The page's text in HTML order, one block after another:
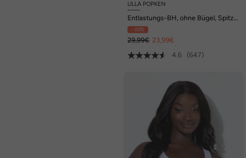
ULLA POPKEN
Entlastungs-BH, ohne Bügel, Spitze,
Cup C - G
- 20%
29,99€ 23,99€
4.6
(647)